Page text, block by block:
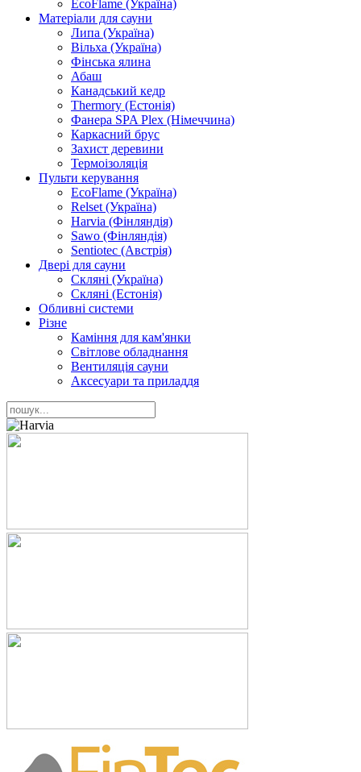
EcoFlame (Україна)
Матеріали для сауни
Липа (Україна)
Вільха (Україна)
Фінська ялина
Абаш
Канадський кедр
Thermory (Естонія)
Фанера SPA Plex (Німеччина)
Каркасний брус
Захист деревини
Термоізоляція
Пульти керування
EcoFlame (Україна)
Relset (Україна)
Harvia (Фінляндія)
Sawo (Фінляндія)
Sentiotec (Австрія)
Двері для сауни
Скляні (Україна)
Скляні (Естонія)
Обливні системи
Різне
Каміння для кам'янки
Світлове обладнання
Вентиляція сауни
Аксесуари та приладдя